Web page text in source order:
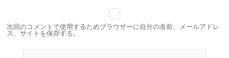
次回のコメントで使用するためブラウザーに自分の名前、メールアドレ
ス、サイトを保存する。